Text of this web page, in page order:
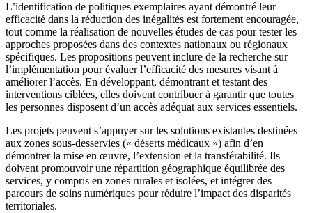
L’identification de politiques exemplaires ayant démontré leur
efficacité dans la réduction des inégalités est fortement encouragée,
tout comme la réalisation de nouvelles études de cas pour tester les
approches proposées dans des contextes nationaux ou régionaux
spécifiques. Les propositions peuvent inclure de la recherche sur
l’implémentation pour évaluer l’efficacité des mesures visant à
améliorer l’accès. En développant, démontrant et testant des
interventions ciblées, elles doivent contribuer à garantir que toutes
les personnes disposent d’un accès adéquat aux services essentiels.
Les projets peuvent s’appuyer sur les solutions existantes destinées
aux zones sous-desservies (« déserts médicaux ») afin d’en
démontrer la mise en œuvre, l’extension et la transférabilité. Ils
doivent promouvoir une répartition géographique équilibrée des
services, y compris en zones rurales et isolées, et intégrer des
parcours de soins numériques pour réduire l’impact des disparités
territoriales.